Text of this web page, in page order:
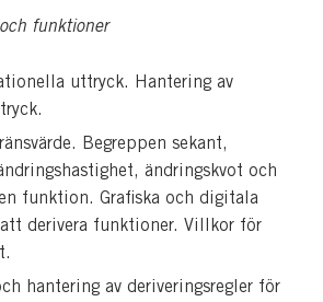
funktioner
uttryck. Hantering av
Begreppen sekant,
ändringskvot och
funktion. Grafiska och digitala
derivera funktioner. Villkor för
hantering av deriveringsregler för